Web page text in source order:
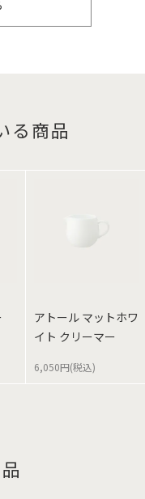
る商品
アトール マットホワ
イト クリーマー
6,050円(税込)